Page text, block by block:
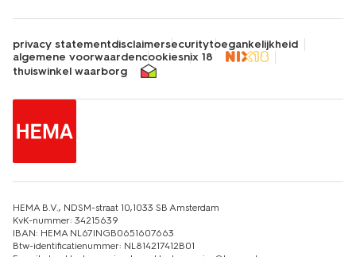
privacy statementdisclaimersecuritytoegankelijkheid
algemene voorwaardencookiesnix 18
thuiswinkel waarborg
HEMA B.V., NDSM-straat 10,1033 SB Amsterdam
KvK-nummer: 34215639
IBAN: HEMA NL67INGB0651607663
Btw-identificatienummer: NL814217412B01